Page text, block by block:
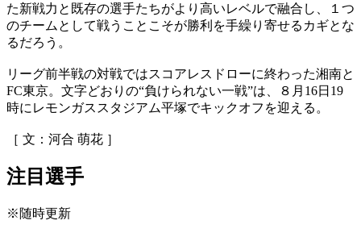
た新戦力と既存の選手たちがより高いレベルで融合し、１つ
のチームとして戦うことこそが勝利を手繰り寄せるカギとな
るだろう。
リーグ前半戦の対戦ではスコアレスドローに終わった湘南と
FC東京。文字どおりの“負けられない一戦”は、８月16日19
時にレモンガススタジアム平塚でキックオフを迎える。
［ 文：河合 萌花 ］
注目選手
※随時更新